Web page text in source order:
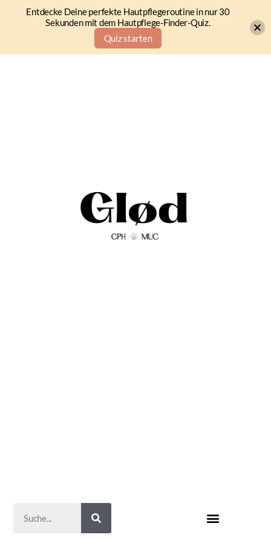
Entdecke Deine perfekte Hautpflegeroutine in nur 30
Sekunden mit dem Hautpflege-Finder-Quiz.
Quiz starten